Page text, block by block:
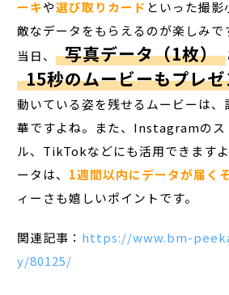
ーキや選び取りカード といった撮
敵なデータをもらえるのが楽しみで
当日、 写真データ（1枚）
15秒のムービーもプレ
動いている姿を残せるムービーは、
華ですよね。また、Instagramのス
ル、TikTokなどにも活用できます
ータは、 1週間以内にデータが届く
ィーさも嬉しいポイントです。
関連記事： https://www.bm-
y/80125/